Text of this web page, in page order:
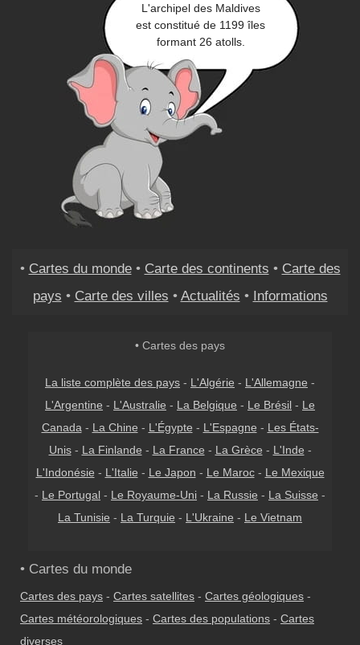
L'archipel des Maldives
est constitué de 1199 îles
formant 26 atolls.
• Cartes du monde• Carte des continents • Carte des
pays • Carte des villes • Actualités • Informations
• Cartes des pays
La liste complète des pays - L'Algérie - L'Allemagne -
L'Argentine - L'Australie - La Belgique - Le Brésil - Le
Canada - La Chine - L'Égypte - L'Espagne - Les États-
Unis- La Finlande - La France - La Grèce - L'Inde -
L'Indonésie - L'Italie - Le Japon - Le Maroc- Le Mexique
- Le Portugal - Le Royaume-Uni - La Russie - La Suisse -
La Tunisie - La Turquie - L'Ukraine - Le Vietnam
• Cartes du monde
Cartes des pays - Cartes satellites - Cartes géologiques -
Cartes météorologiques - Cartes des populations - Cartes
diverses